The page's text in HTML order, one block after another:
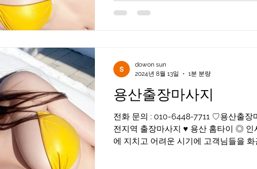
용산출장마사지
전화 문의 : 010-6448-7711 ♡용산출
전지역 출장마사지 ♥ 용산 홈타이 ◎
에 지치고 어려운 시기에 고객님들을 화끈하게 위로해드리
dowon sun
2024년 8월 13일
1분 분량